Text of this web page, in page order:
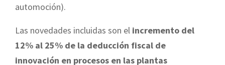
automoción).
Las novedades incluidas son el incremento del
12% al 25% de la deducción fiscal de
innovación en procesos en las plantas